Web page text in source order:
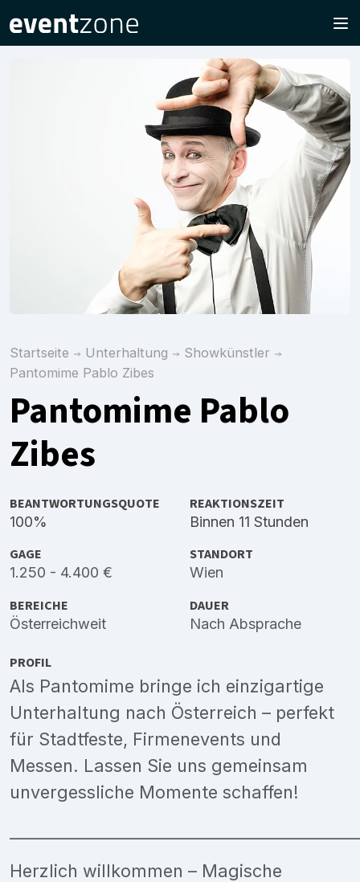
Startseite Unterhaltung
Showkünstler
Pantomime Pablo Zibes
Pantomime Pablo
Zibes
BEANTWORTUNGSQUOTE
100%
REAKTIONSZEIT
Binnen 11 Stunden
GAGE
1.250 - 4.400 €
STANDORT
Wien
BEREICHE
Österreichweit
DAUER
Nach Absprache
PROFIL
Als Pantomime bringe ich einzigartige
Unterhaltung nach Österreich – perfekt
für Stadtfeste, Firmenevents und
Messen. Lassen Sie uns gemeinsam
unvergessliche Momente schaffen!
Herzlich willkommen – Magische